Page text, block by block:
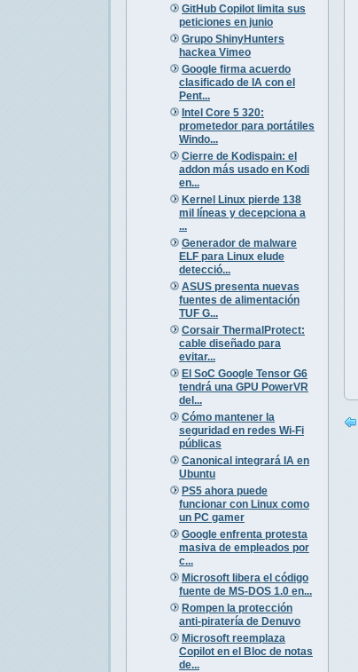
GitHub Copilot limita sus
peticiones en junio
Grupo ShinyHunters
hackea Vimeo
Google firma acuerdo
clasificado de IA con el
Pent...
Intel Core 5 320:
prometedor para portátiles
Windo...
Cierre de Kodispain: el
addon más usado en Kodi
en...
Kernel Linux pierde 138
mil líneas y decepciona a
...
Generador de malware
ELF para Linux elude
detecció...
ASUS presenta nuevas
fuentes de alimentación
TUF G...
Corsair ThermalProtect:
cable diseñado para
evitar...
El SoC Google Tensor G6
tendrá una GPU PowerVR
del...
Cómo mantener la
seguridad en redes Wi-Fi
públicas
Canonical integrará IA en
Ubuntu
PS5 ahora puede
funcionar con Linux como
un PC gamer
Google enfrenta protesta
masiva de empleados por
c...
Microsoft libera el código
fuente de MS-DOS 1.0 en...
Rompen la protección
anti-piratería de Denuvo
Microsoft reemplaza
Copilot en el Bloc de notas
de...